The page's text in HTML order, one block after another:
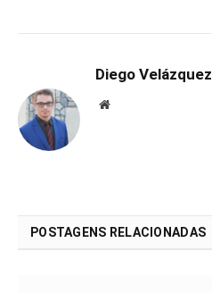
Diego Velázquez
Website
POSTAGENS RELACIONADAS